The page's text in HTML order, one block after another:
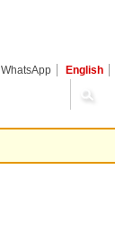
WhatsApp English